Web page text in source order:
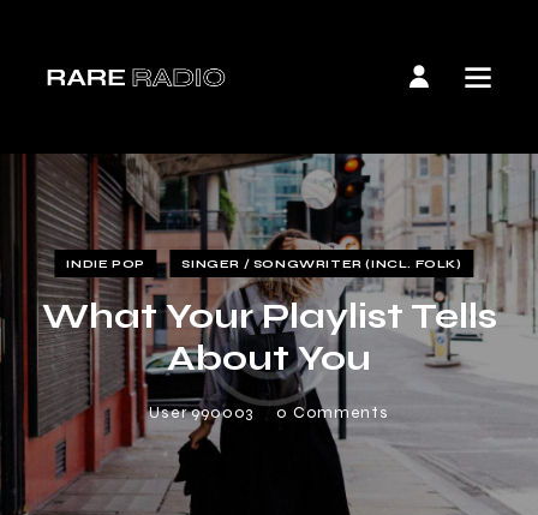
INDIE POP SINGER / SONGWRITER (INCL. FOLK)
What Your Playlist Tells
About You
User 990003 0 Comments